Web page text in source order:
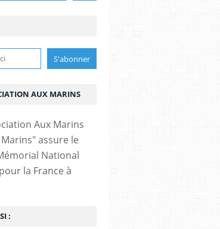
AUX MARINS
assure le
National
la France à
: